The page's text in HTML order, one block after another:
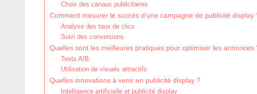
Choix des canaux publicitaires
Comment mesurer le succès d’une campagne de publicité display
Analyse des taux de clics
Suivi des conversions
Quelles sont les meilleures pratiques pour optimiser les annonces
Tests A/B
Utilisation de visuels attractifs
Quelles innovations à venir en publicité display ?
Intelligence artificielle et publicité display